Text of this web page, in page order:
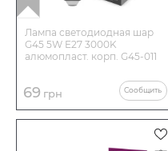
Лампа светодиодная шар
G45 5W E27 3000K
алюмопласт. корп. G45-011
69 грн Сообщить